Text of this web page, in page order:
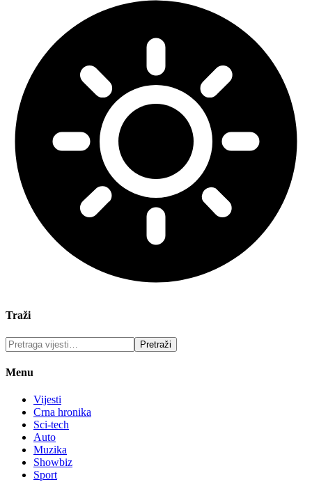
Traži
Menu
Vijesti
Crna hronika
Sci-tech
Auto
Muzika
Showbiz
Sport